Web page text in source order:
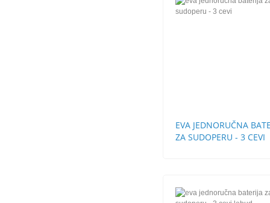
EVA JEDNORUČNA
ZA SUDOPERU - 3 CEVI